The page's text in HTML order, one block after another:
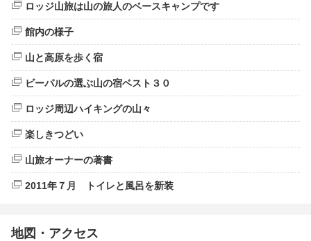
ロッジ山旅は山の旅人のベースキャンプです
館内の様子
山と高原を歩く宿
ビーパルの選ぶ山の宿ベスト３０
ロッジ周辺ハイキングの山々
楽しきつどい
山旅オーナーの著書
2011年７月 トイレと風呂を新装
地図・アクセス